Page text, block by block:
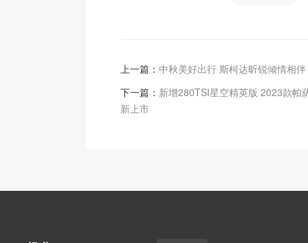
上一篇： 中秋美好出行 斯柯达昕锐倾情相伴
下一篇： 新增280TSI星空精英版 2023款帕
新上市